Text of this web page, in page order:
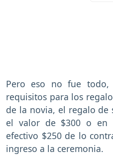
Pero eso no fue
requisitos para los
de la novia, el regalo de
el valor de $300 o en
efectivo $250 de lo
ingreso a la ceremonia.